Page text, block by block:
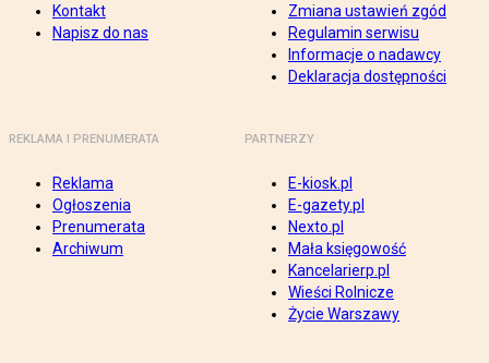
Kontakt
Napisz do nas
Zmiana ustawień zgód
Regulamin serwisu
Informacje o nadawcy
Deklaracja dostępności
REKLAMA I PRENUMERATA
Reklama
Ogłoszenia
Prenumerata
Archiwum
PARTNERZY
E-kiosk.pl
E-gazety.pl
Nexto.pl
Mała księgowość
Kancelarierp.pl
Wieści Rolnicze
Życie Warszawy